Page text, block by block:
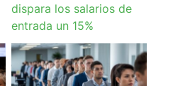
dispara los salarios de
entrada un 15%